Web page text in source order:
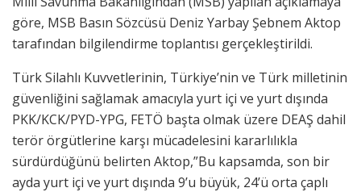
göre, MSB Basın Sözcüsü Deniz Yarbay Şebnem Aktop
tarafından bilgilendirme toplantısı gerçekleştirildi.
Türk Silahlı Kuvvetlerinin, Türkiye’nin ve Türk milletinin
güvenliğini sağlamak amacıyla yurt içi ve yurt dışında
PKK/KCK/PYD-YPG, FETÖ başta olmak üzere DEAŞ dahil
terör örgütlerine karşı mücadelesini kararlılıkla
sürdürdüğünü belirten Aktop,”Bu kapsamda, son bir
ayda yurt içi ve yurt dışında 9’u büyük, 24’ü orta çaplı